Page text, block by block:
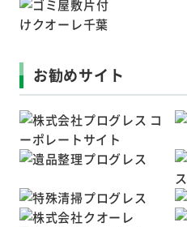
お勧めサイト